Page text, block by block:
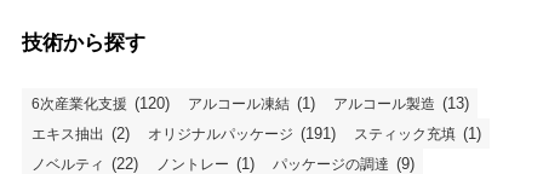
技術から探す
6次産業化支援 (120) アルコール凍結 (1) アルコール製造 (13)
エキス抽出 (2) オリジナルパッケージ (191) スティック充填 (1)
ノベルティ (22) ノントレー (1) パッケージの調達 (9)